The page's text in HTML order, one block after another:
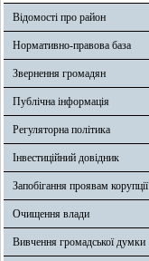
Відомості про район
Нормативно-правова база
Звернення громадян
Публічна інформація
Регуляторна політика
Інвестиційний довідник
Запобігання проявам корупції
Очищення влади
Вивчення громадської думки